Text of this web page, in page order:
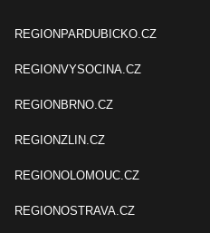
REGIONPARDUBICKO.CZ
REGIONVYSOCINA.CZ
REGIONBRNO.CZ
REGIONZLIN.CZ
REGIONOLOMOUC.CZ
REGIONOSTRAVA.CZ